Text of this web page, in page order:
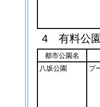
4 有料公
都市公園名
八坂公園
プ